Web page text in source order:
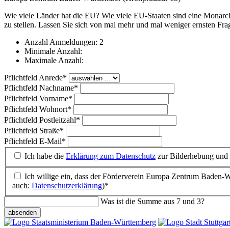
Wie viele Länder hat die EU? Wie viele EU-Staaten sind eine
zu stellen. Lassen Sie sich von mal mehr und mal weniger ernsten
Anzahl Anmeldungen: 2
Minimale Anzahl:
Maximale Anzahl:
Pflichtfeld Anrede*
Pflichtfeld Nachname*
Pflichtfeld Vorname*
Pflichtfeld Wohnort*
Pflichtfeld Postleitzahl*
Pflichtfeld Straße*
Pflichtfeld E-Mail*
Ich habe die Erklärung zum Datenschutz zur Bilderhebung
Ich willige ein, dass der Förderverein Europa Zentrum Baden-
auch: Datenschutzerklärung)*
Was ist die Summe aus 7 und 3?
absenden